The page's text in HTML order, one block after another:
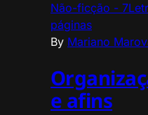
Não-ficção -
páginas
By Mariano
e afins